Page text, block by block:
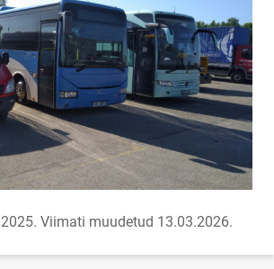
Viimati muudetud 13.03.2026.